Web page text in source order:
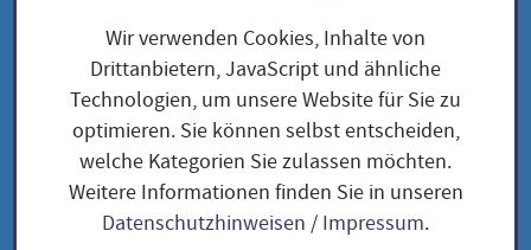
Märchen-Kunst-
Projekt der Hofheimer
KulturWerkstatt e.V.
Wir verwenden Cookies, Inhalte von
Drittanbietern, JavaScript und ähnliche
Technologien, um unsere Website für Sie zu
optimieren. Sie können selbst entscheiden,
welche Kategorien Sie zulassen möchten.
Weitere Informationen finden Sie in unseren
Datenschutzhinweisen / Impressum.